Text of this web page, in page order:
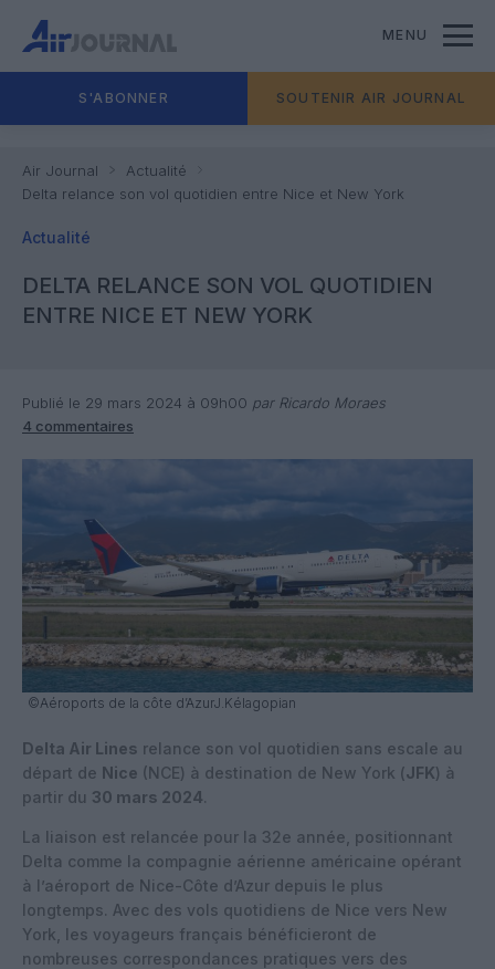
MENU
S'ABONNER SOUTENIR AIR JOURNAL
Air Journal
Actualité
Delta relance son vol quotidien entre Nice et New York
Actualité
DELTA RELANCE SON VOL QUOTIDIEN
ENTRE NICE ET NEW YORK
Publié le 29 mars 2024 à 09h00 par Ricardo Moraes
4 commentaires
©Aéroports de la côte d’AzurJ.Kélagopian
Delta Air Lines relance son vol quotidien sans escale au
départ de Nice (NCE) à destination de New York (JFK) à
partir du 30 mars 2024.
La liaison est relancée pour la 32e année, positionnant
Delta comme la compagnie aérienne américaine opérant
à l’aéroport de Nice-Côte d’Azur depuis le plus
longtemps. Avec des vols quotidiens de Nice vers New
York, les voyageurs français bénéficieront de
nombreuses correspondances pratiques vers des